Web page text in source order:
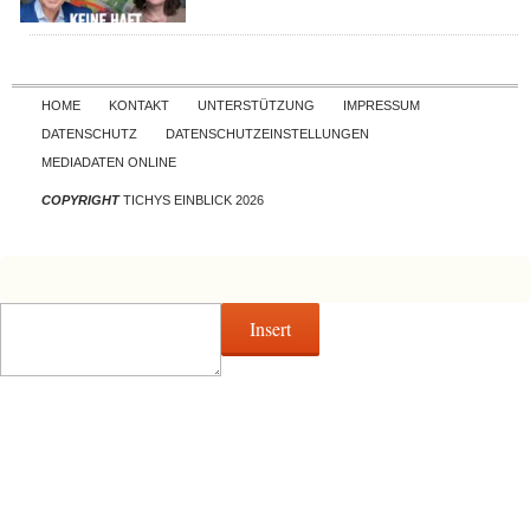
Skip to content
HOME KONTAKT UNTERSTÜTZUNG
IMPRESSUM
DATENSCHUTZ
DATENSCHUTZEINSTELLUNGEN
MEDIADATEN ONLINE
COPYRIGHTTICHYS EINBLICK 2026
Insert